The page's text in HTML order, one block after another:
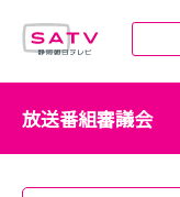
放送番組審議会